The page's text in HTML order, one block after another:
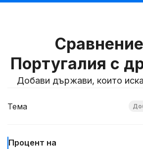
Португалия с
Добави държави, които
Тема
Процент на